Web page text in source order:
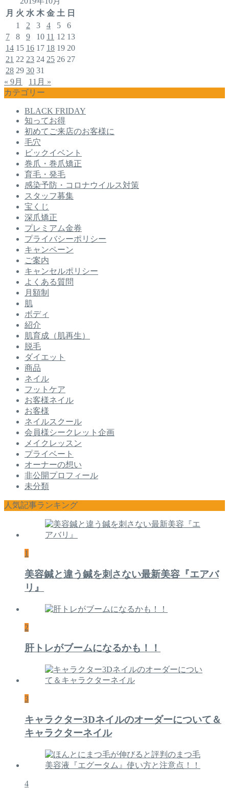
月 火 水 木 金 土 日
1
2 3 4 5
6
7
8 9 10 11 12 13
14 15 16 17 18 19 20
21 22 23 24 25 26 27
28 29 30 31
« 9月
11月 »
カテゴリー
BLACK FRIDAY
知ってお得
初めてご来店のお客様に
毛穴
ビックイベント
巻爪・巻爪矯正
育毛・発毛
感染予防・コロナウイルス対策
スタッフ募集
宝くじ
深爪矯正
プレミアム金券
プライバシーポリシー
キャンペーン
ご案内
キャンセルポリシー
よくある質問
月額制
肌
ボディ
紹介
肌育成（肌再生）
脱毛
ダイエット
商品
ネイル
フットケア
お客様ネイル
お客様
ネイルスクール
会員様シークレット企画
メイクレッスン
プライベート
オーナーの想い
非公開プロフィール
未分類
人気記事ランキング
1
美容鍼と違う鍼を刺さない最新美容『エアバ
リ』
2
肝トレがブームになるかも！！
3
キャラクター3Dネイルのオーダーについて＆
キャラクターネイル
4